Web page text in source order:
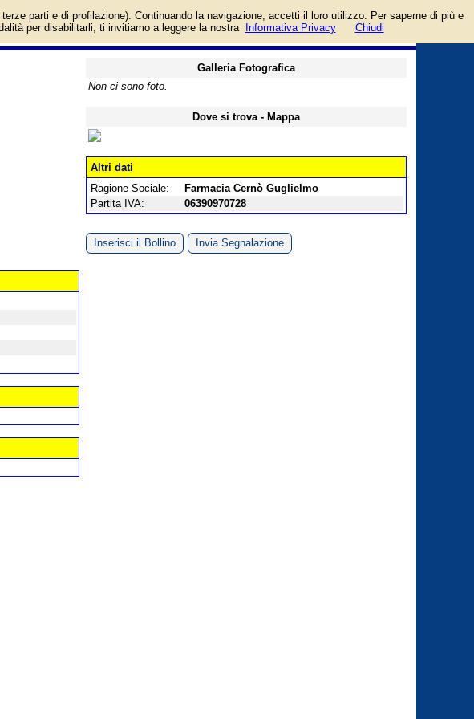
guida
20/E. Categoria Farmacie.
Galleria Fotografica
Non ci sono foto.
Dove si trova - Mappa
Altri dati
Ragione Sociale:
Farmacia Cernò Guglielmo
Partita IVA:
06390970728
Inserisci il Bollino Invia Segnalazione
parti e di profilazione). Continuando la navigazione, accetti il loro utilizzo. Per saperne di più e
per disabilitarli, ti invitiamo a leggere la nostra
Informativa Privacy Chiudi